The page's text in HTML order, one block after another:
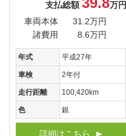
支払総額
万円
車両本体
31.2万円
諸費用
8.6万円
年式 平成27年
車検 2年付
走行距離 100,420km
色 銀
詳細はこちら